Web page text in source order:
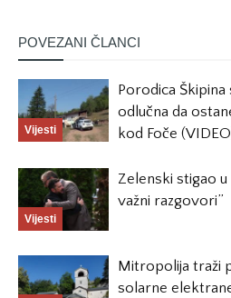
POVEZANI ČLANCI
Vijesti
Porodica
odlučna da
kod Foče
Vijesti
Zelenski stigao u
važni razgovori”
Mitropolija traži
solarne